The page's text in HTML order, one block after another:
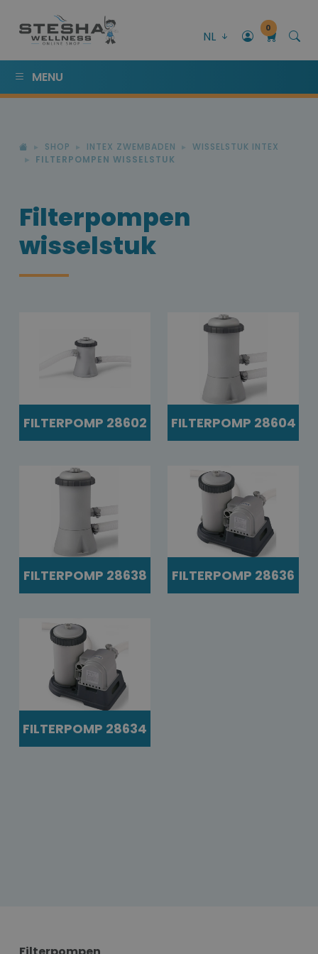
NL
0
MENU
SHOP INTEX ZWEMBADEN
WISSELSTUK INTEX
FILTERPOMPEN WISSELSTUK
Filterpompen
wisselstuk
FILTERPOMP 28602 FILTERPOMP 28604
FILTERPOMP 28638 FILTERPOMP 28636
FILTERPOMP 28634